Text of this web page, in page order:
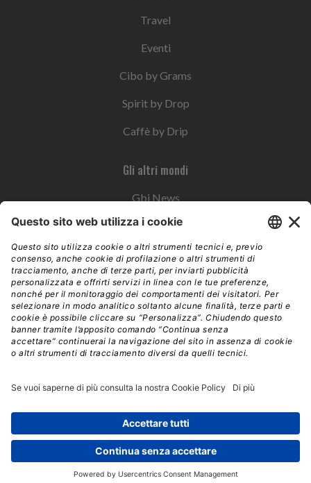
Travel
Eventi
Cibo by Grams
Spirit by Drop
Caffè by Drip
Gli altri mondi
Gbi News
Instoremag
Esplora il gruppo
Edra Edizioni
Edizioni LSWR
LSWR Group
Mixer è un prodotto del network Edra Edizioni. Direzione, amministrazione,
redazione, pubblicità | © Copyright 2026 – Tutti i diritti riservati | Partita IVA e C.F.
14392510963